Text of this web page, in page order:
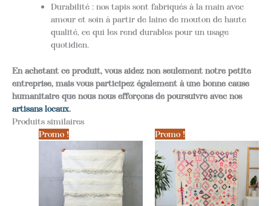
Durabilité : nos tapis sont fabriqués à la main avec
amour et soin à partir de laine de mouton de haute
qualité, ce qui les rend durables pour un usage
quotidien.
En achetant ce produit, vous aidez non seulement notre petite
entreprise, mais vous participez également à une bonne cause
humanitaire que nous nous efforçons de poursuivre avec nos
artisans locaux.
Produits similaires
Promo !
Promo !